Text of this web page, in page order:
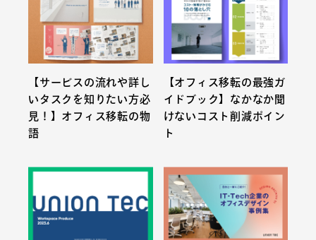
【サービスの流れや詳し
いタスクを知りたい方必
見！】オフィス移転の物
語
【オフィス移転の最強ガ
イドブック】なかなか聞
けないコスト削減ポイン
ト